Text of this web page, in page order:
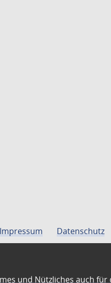
Impressum Datenschutz
und Nützliches auch